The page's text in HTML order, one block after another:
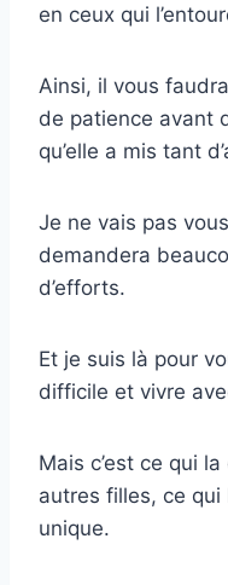
en ceux qui
Ainsi, il vous
de patience avant
qu’elle a mis tant
Je ne vais pas
demandera
d’efforts.
Et je suis là pour
difficile et vivre
Mais c’est ce qui
autres filles, ce
unique.